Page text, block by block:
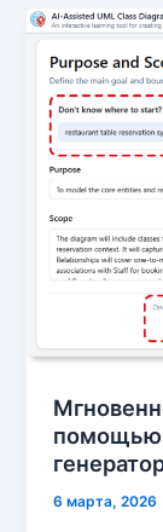
помощью
6 марта, 2026